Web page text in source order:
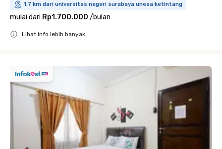
1.7 km dari universitas negeri surabaya unesa ketintang
mulai dari Rp1.700.000 /bulan
Lihat info lebih banyak